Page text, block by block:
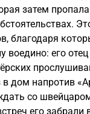
затем
благодаря
воедино: его
в дом напротив
со
его